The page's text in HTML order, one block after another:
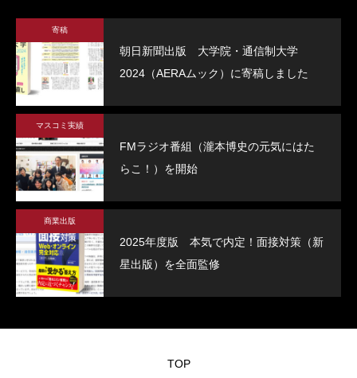
FMラジオ番組（瀧本博史の元気にはたら
こ！）を開始
2023.04.13
NHK総合の【就活
のコワくない。オ
寄稿
朝日新聞出版 大学院・通信制大学
2024（AERAムック）に寄稿しました
マスコミ実績
FMラジオ番組（瀧本博史の元気にはた
らこ！）を開始
商業出版
2025年度版 本気で内定！面接対策（新
星出版）を全面監修
TOP